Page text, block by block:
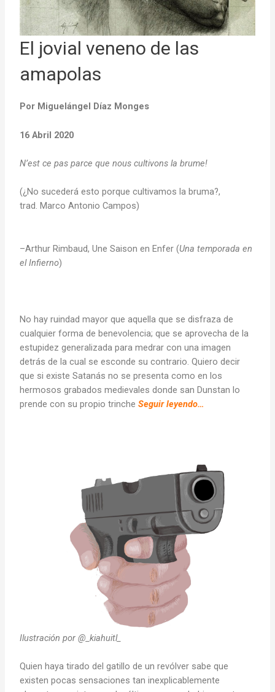
El jovial veneno de las
amapolas
Por Miguelángel Díaz Monges
16 Abril 2020
N’est ce pas parce que nous cultivons la brume!
(¿No sucederá esto porque cultivamos la bruma?,
trad. Marco Antonio Campos)
–Arthur Rimbaud, Une Saison en Enfer (Una temporada en
el Infierno)
No hay ruindad mayor que aquella que se disfraza de
cualquier forma de benevolencia; que se aprovecha de la
estupidez generalizada para medrar con una imagen
detrás de la cual se esconde su contrario. Quiero decir
que si existe Satanás no se presenta como en los
hermosos grabados medievales donde san Dunstan lo
prende con su propio trinche Seguir leyendo…
Ilustración por @_kiahuitl_
Quien haya tirado del gatillo de un revólver sabe que
existen pocas sensaciones tan inexplicablemente